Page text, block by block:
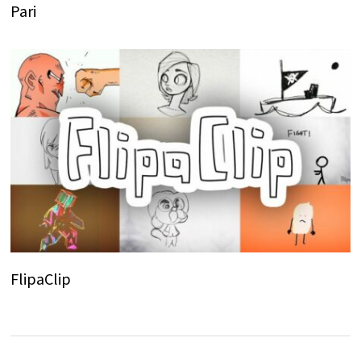
Pari
FlipaClip